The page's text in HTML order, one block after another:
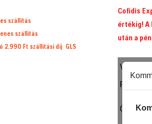
szállítás
szállítás
2.990 Ft szállítási díj GLS
Cofidis
értékig! A
után a